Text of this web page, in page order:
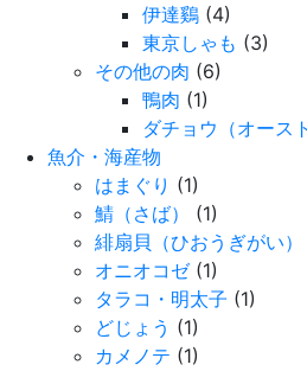
伊達鷄 (4)
東京しゃも (3)
その他の肉 (6)
鴨肉 (1)
ダチョウ（オース
魚介・海産物
はまぐり (1)
鯖（さば）
(1)
緋扇貝（ひおうぎがい）
オニオコゼ(1)
タラコ・明太子 (1)
どじょう (1)
カメノテ (1)